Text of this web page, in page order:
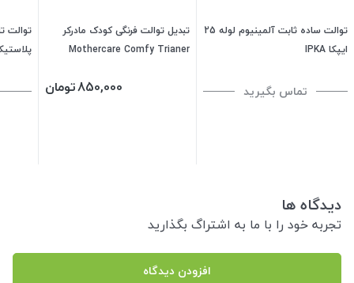
توالت ساده ثابت آلمینیوم لوله 25
ایپکا IPKA
تماس بگیرید
تبدیل توالت فرنگی کودک مادرکر
Mothercare Comfy Trianer
850,000تومان
دیدگاه ها
تجربه خود را با ما به اشتراگ بگذارید
افزودن دیدگاه